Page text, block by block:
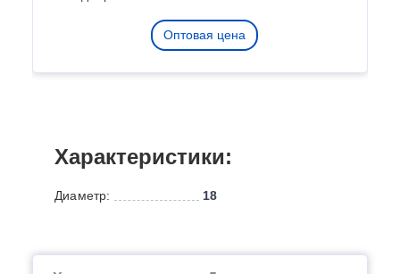
Оптовая цена
Характеристики:
Диаметр: 18